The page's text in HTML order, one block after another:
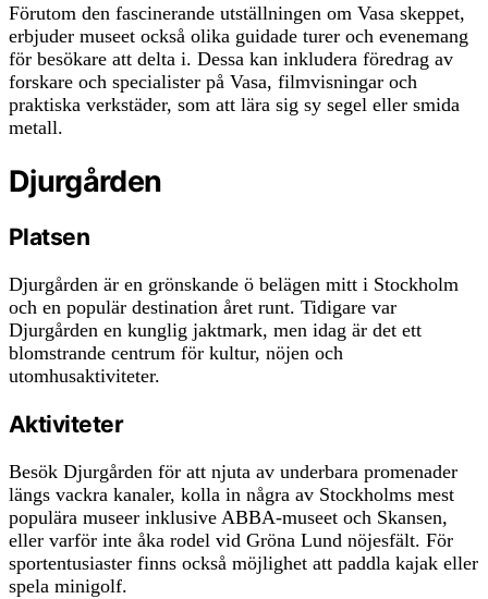
Förutom den fascinerande utställningen om Vasa skeppet,
erbjuder museet också olika guidade turer och evenemang
för besökare att delta i. Dessa kan inkludera föredrag av
forskare och specialister på Vasa, filmvisningar och
praktiska verkstäder, som att lära sig sy segel eller smida
metall.
Djurgården
Platsen
Djurgården är en grönskande ö belägen mitt i Stockholm
och en populär destination året runt. Tidigare var
Djurgården en kunglig jaktmark, men idag är det ett
blomstrande centrum för kultur, nöjen och
utomhusaktiviteter.
Aktiviteter
Besök Djurgården för att njuta av underbara promenader
längs vackra kanaler, kolla in några av Stockholms mest
populära museer inklusive ABBA-museet och Skansen,
eller varför inte åka rodel vid Gröna Lund nöjesfält. För
sportentusiaster finns också möjlighet att paddla kajak eller
spela minigolf.